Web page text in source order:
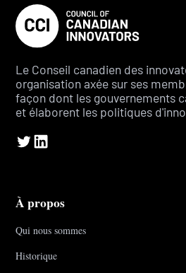
Le Conseil canadien des
organisation axée sur ses
façon dont les gouvernements
et élaborent les politiques
À propos
Qui nous sommes
Historique